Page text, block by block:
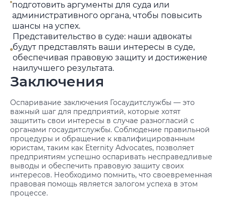
подготовить аргументы для суда или
административного органа, чтобы повысить
шансы на успех.
Представительство в суде: наши адвокаты
будут представлять ваши интересы в суде,
обеспечивая правовую защиту и достижение
наилучшего результата.
Заключения
Оспаривание заключения Госаудитслужбы — это
важный шаг для предприятий, которые хотят
защитить свои интересы в случае разногласий с
органами госаудитслужбы. Соблюдение правильной
процедуры и обращение к квалифицированным
юристам, таким как Eternity Advocates, позволяет
предприятиям успешно оспаривать несправедливые
выводы и обеспечить правовую защиту своих
интересов. Необходимо помнить, что своевременная
правовая помощь является залогом успеха в этом
процессе.